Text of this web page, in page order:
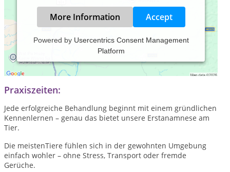
More Information Accept
Powered by Usercentrics Consent Management
Platform
Ich begleite Dein Tier physiotherapeutisch und
naturheilkundlich und ganzheitlich.
Praxiszeiten:
Jede erfolgreiche Behandlung beginnt mit einem gründlichen
Kennenlernen – genau das bietet unsere Erstanamnese am
Tier.
Die meistenTiere fühlen sich in der gewohnten Umgebung
einfach wohler – ohne Stress, Transport oder fremde
Gerüche.